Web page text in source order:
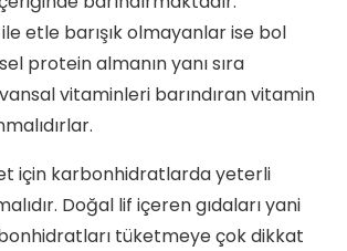
etle barışık olmayanlar ise bol
protein almanın yanı sıra
vitaminleri barındıran vitamin
için karbonhidratlarda yeterli
Doğal lif içeren gıdaları yani
tüketmeye çok dikkat